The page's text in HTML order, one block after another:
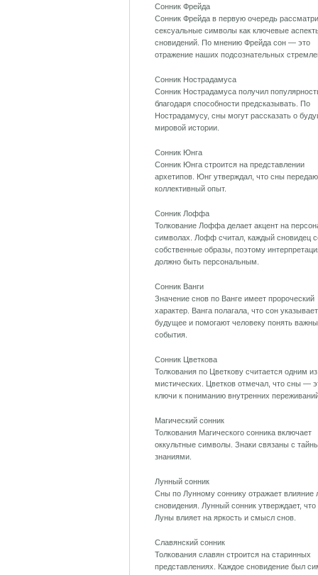
Сонник Фрейда
Сонник Фрейда в первую очередь
сексуальные символы как ключевые
сновидений. По мнению Фрейда сон — это
отражение наших подсознательных
Сонник Нострадамуса
Сонник Нострадамуса получил
благодаря способности предсказывать. По
Нострадамусу, сны могут рассказать о
мировой истории.
Сонник Юнга
Сонник Юнга строится на представлении
архетипов. Юнг утверждал, что сны
коллективный опыт.
Сонник Лоффа
Толкование Лоффа делает акцент на
символах. Лофф считал, каждый сновидец
собственные образы, поэтому
должно быть персональным.
Сонник Ванги
Значение снов по Ванге имеет пророческий
характер. Ванга полагала, что сон
будущее и помогают человеку понять
события.
Сонник Цветкова
Толкования по Цветкову считается одним
мистических. Цветков отмечал, что сны —
ключи к пониманию внутренних
Магический сонник
Толкования Магического сонника включает
оккультные символы. Знаки связаны с
знаниями.
Лунный сонник
Сны по Лунному соннику отражает влияние
сновидения. Лунный сонник утверждает,
Луны влияет на яркость и смысл снов.
Славянский сонник
Толкования славян строится на старинных
представлениях. Каждое сновидение был